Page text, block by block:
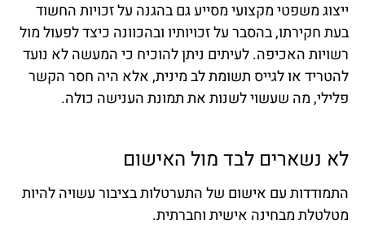
ייצוג משפטי מקצועי מסייע גם בהגנה על זכויות החשוד
בעת חקירתו, בהסבר על זכויותיו ובהכוונה כיצד לפעול מול
רשויות האכיפה. לעיתים ניתן להוכיח כי המעשה לא נועד
להטריד או לגייס תשומת לב מינית, אלא היה חסר הקשר
פלילי, מה שעשוי לשנות את תמונת הענישה כולה.
לא נשארים לבד מול האישום
התמודדות עם אישום של התערטלות בציבור עשויה להיות
מטלטלת מבחינה אישית וחברתית.